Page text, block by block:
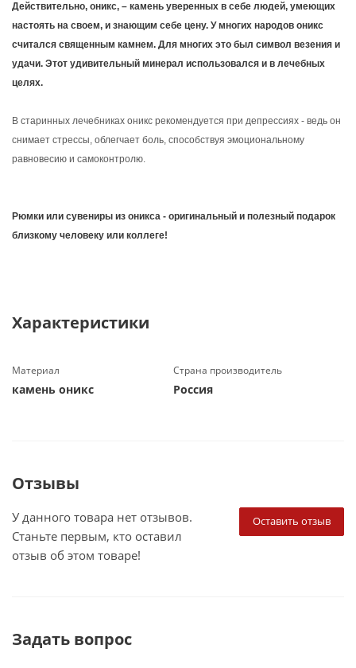
Действительно, оникс, – камень уверенных в себе людей, умеющих
настоять на своем, и знающим себе цену. У многих народов оникс
считался священным камнем. Для многих это был символ везения и
удачи. Этот удивительный минерал использовался и в лечебных
целях.
В старинных лечебниках оникс рекомендуется при депрессиях - ведь он
снимает стрессы, облегчает боль, способствуя эмоциональному
равновесию и самоконтролю.
Рюмки или сувениры из оникса - оригинальный и полезный подарок
близкому человеку или коллеге!
Характеристики
Материал
камень оникс
Страна производитель
Россия
Отзывы
Оставить отзыв
У данного товара нет отзывов.
Станьте первым, кто оставил
отзыв об этом товаре!
Задать вопрос